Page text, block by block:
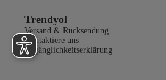
Trendyol
Versand & Rücksendung
Kontaktiere uns
Zugänglichkeitserklärung